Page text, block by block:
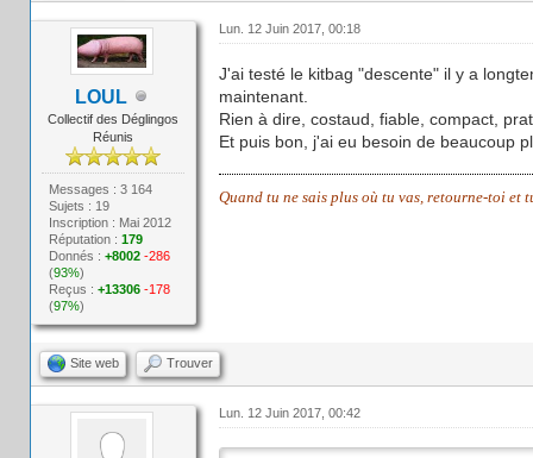
LOUL
Collectif des Déglingos
Réunis
Messages : 3 164
Sujets : 19
Inscription : Mai 2012
Réputation :179
Donnés :+8002 -286
(93%)
Reçus :+13306 -178
(97%)
Lun. 12 Juin 2017, 00:18
J'ai testé le kitbag "descente" il y a
maintenant.
Rien à dire, costaud, fiable, compact,
Et puis bon, j'ai eu besoin de beaucoup
Quand tu ne sais plus où tu vas, retourne-toi
Site web Trouver
Lun. 12 Juin 2017, 00:42